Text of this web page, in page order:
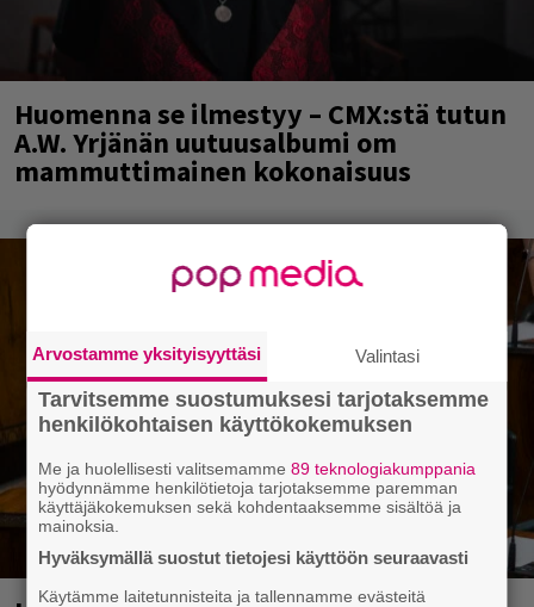
Huomenna se ilmestyy – CMX:stä tutun
A.W. Yrjänän uutuusalbumi om
mammuttimainen kokonaisuus
Arvostamme yksityisyyttäsi Valintasi
Tarvitsemme suostumuksesi tarjotaksemme
henkilökohtaisen käyttökokemuksen
Me ja huolellisesti valitsemamme89 teknologiakumppania
hyödynnämme henkilötietoja tarjotaksemme paremman
käyttäjäkokemuksen sekä kohdentaaksemme sisältöä ja
mainoksia.
Hyväksymällä suostut tietojesi käyttöön seuraavasti
Käytämme laitetunnisteita ja tallennamme evästeitä